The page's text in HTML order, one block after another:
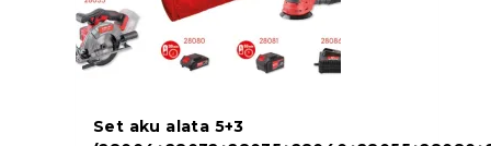
Set aku alata 5+3